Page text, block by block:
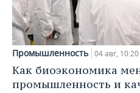
Промышленность 04 авг, 10:20
Как биоэкономика
промышленность и